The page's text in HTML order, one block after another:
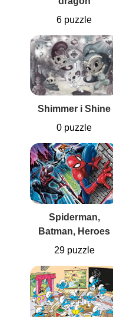
6 puzzle
Shimmer i Shine
0 puzzle
Spiderman,
Batman, Heroes
29 puzzle